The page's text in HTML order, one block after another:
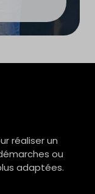
réaliser un
ou
adaptées.